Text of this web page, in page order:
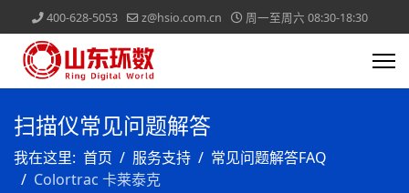
400-628-5053 z@hsio.com.cn 周一至周六 08:30-18:30
扫描仪常见问题解答
我在这里: 首页 服务支持
常见问题解答FAQ
Colortrac 卡莱泰克